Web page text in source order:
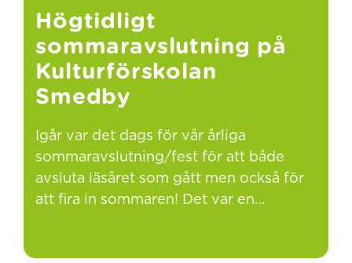
Högtidligt
sommaravslutning på
Kulturförskolan
Smedby
Igår var det dags för vår årliga
sommaravslutning/fest för att både
avsluta läsåret som gått men också för
att fira in sommaren! Det var en…